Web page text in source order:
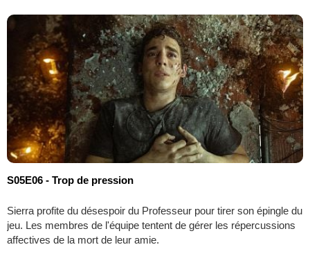
S05E06 - Trop de pression
Sierra profite du désespoir du Professeur pour tirer son épingle du
jeu. Les membres de l'équipe tentent de gérer les répercussions
affectives de la mort de leur amie.